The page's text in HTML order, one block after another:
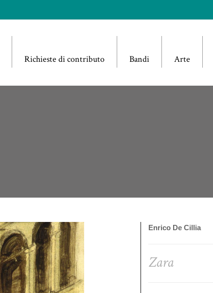
Richieste di contributo Bandi Arte
Enrico De Cillia
Zara